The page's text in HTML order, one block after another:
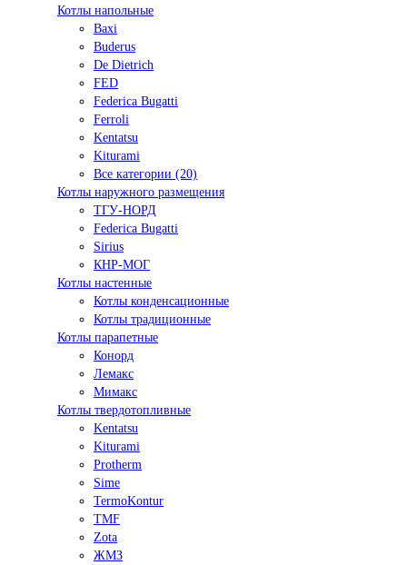
Котлы напольные
Baxi
Buderus
De Dietrich
FED
Federica Bugatti
Ferroli
Kentatsu
Kiturami
Все категории (20)
Котлы наружного размещения
ТГУ-НОРД
Federica Bugatti
Sirius
КНР-МОГ
Котлы настенные
Котлы конденсационные
Котлы традиционные
Котлы парапетные
Конорд
Лемакс
Мимакс
Котлы твердотопливные
Kentatsu
Kiturami
Protherm
Sime
TermoKontur
TMF
Zota
ЖМЗ